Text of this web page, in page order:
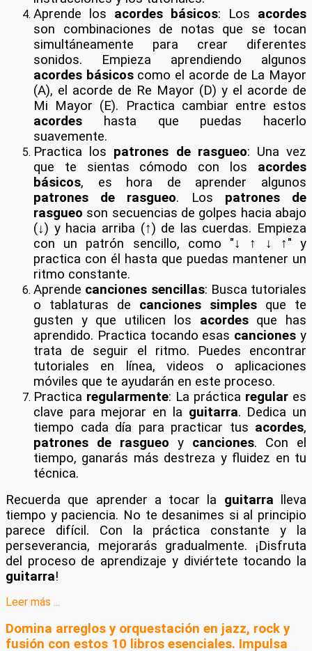
Aprende los acordes básicos: Los acordes
son combinaciones de notas que se tocan
simultáneamente para crear diferentes
sonidos. Empieza aprendiendo algunos
acordes básicoscomo el acorde de La Mayor
(A), el acorde de Re Mayor (D) y el acorde de
Mi Mayor (E). Practica cambiar entre estos
acordes hasta que puedas hacerlo
suavemente.
Practica los patrones de rasgueo: Una vez
que te sientas cómodo con los acordes
básicos, es hora de aprender algunos
patrones de rasgueo. Los patrones de
rasgueo son secuencias de golpes hacia abajo
(↓) y hacia arriba (↑) de las cuerdas. Empieza
con un patrón sencillo, como "↓ ↑ ↓ ↑" y
practica con él hasta que puedas mantener un
ritmo constante.
Aprende canciones sencillas: Busca tutoriales
o tablaturas de canciones simples que te
gusten y que utilicen los acordesque has
aprendido. Practica tocando esas canciones y
trata de seguir el ritmo. Puedes encontrar
tutoriales en línea, videos o aplicaciones
móviles que te ayudarán en este proceso.
Practica regularmente: La práctica regular es
clave para mejorar en la guitarra. Dedica un
tiempo cada día para practicar tus acordes,
patrones de rasgueo y canciones. Con el
tiempo, ganarás más destreza y fluidez en tu
técnica.
Recuerda que aprender a tocar la guitarra lleva
tiempo y paciencia. No te desanimes si al principio
parece difícil. Con la práctica constante y la
perseverancia, mejorarás gradualmente. ¡Disfruta
del proceso de aprendizaje y diviértete tocando la
guitarra!
Leer más ...
Domina arreglos y orquestación en jazz, rock y
fusión con estos 10 libros esenciales. Impulsa